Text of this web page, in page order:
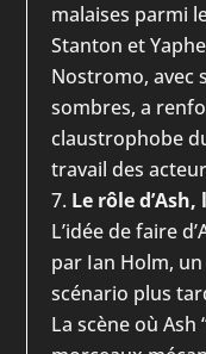
malaises parmi
Stanton et
Nostromo, avec
sombres, a
claustrophobe
travail des
Le rôle d’Ash,
L’idée de faire
par Ian Holm,
scénario plus
La scène où Ash